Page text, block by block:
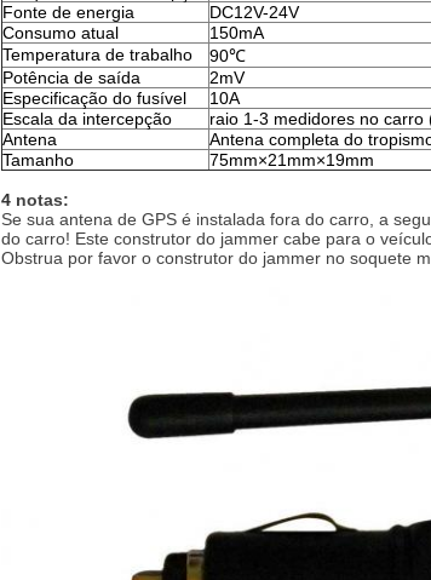
Fonte de energia
DC12V-24V
Consumo atual
150mA
Temperatura de trabalho
90℃
Potência de saída
2mV
Especificação do fusível
10A
Escala da intercepção
raio 1-3 medidores no carro
Antena
Antena completa do
Tamanho
75mm×21mm×19mm
4 notas:
Se sua antena de GPS é instalada fora do carro, a
do carro! Este construtor do jammer cabe para o
Obstrua por favor o construtor do jammer no soquete